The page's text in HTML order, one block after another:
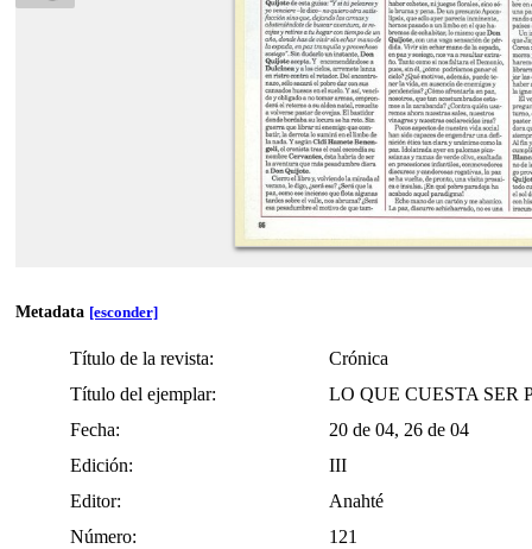
Metadata [esconder]
Título de la revista:
Crónica
Título del ejemplar:
LO QUE CUESTA SER
Fecha:
20 de 04, 26 de 04
Edición:
III
Editor:
Anahté
Número:
121